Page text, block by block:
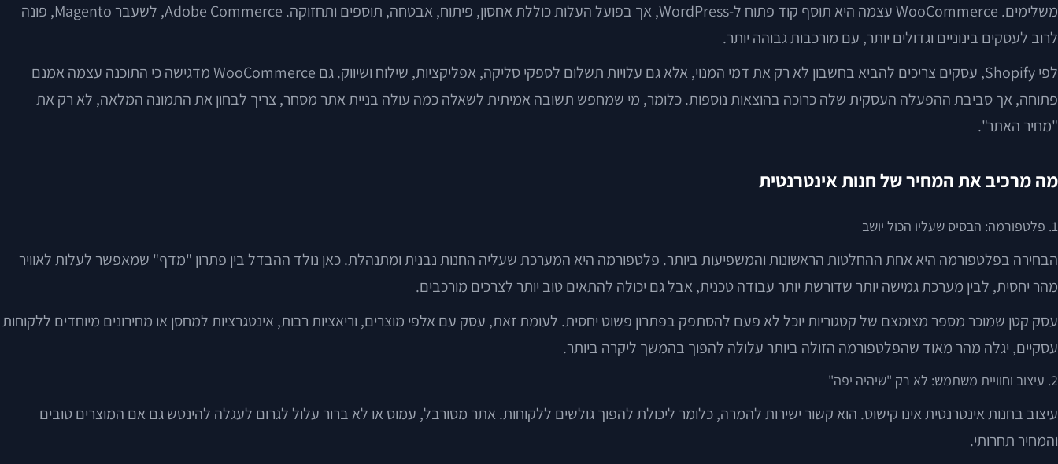
משלימים. WooCommerce עצמה היא תוסף קוד פתוח ל-WordPress, אך בפועל העלות כוללת אחסון, פיתוח, אבטחה, תוספים ותחזוקה. Adobe Commerce, לשעבר Magento, פונה
לרוב לעסקים בינוניים וגדולים יותר, עם מורכבות גבוהה יותר.
לפי Shopify, עסקים צריכים להביא בחשבון לא רק את דמי המנוי, אלא גם עלויות תשלום לספקי סליקה, אפליקציות, שילוח ושיווק. גם WooCommerce מדגישה כי התוכנה עצמה אמנם
פתוחה, אך סביבת ההפעלה העסקית שלה כרוכה בהוצאות נוספות. כלומר, מי שמחפש תשובה אמיתית לשאלה כמה עולה בניית אתר מסחר, צריך לבחון את התמונה המלאה, לא רק את
"מחיר האתר".
מה מרכיב את המחיר של חנות אינטרנטית
1. פלטפורמה: הבסיס שעליו הכול יושב
הבחירה בפלטפורמה היא אחת ההחלטות הראשונות והמשפיעות ביותר. פלטפורמה היא המערכת שעליה החנות נבנית ומתנהלת. כאן נולד ההבדל בין פתרון "מדף" שמאפשר לעלות לאוויר
מהר יחסית, לבין מערכת גמישה יותר שדורשת יותר עבודה טכנית, אבל גם יכולה להתאים טוב יותר לצרכים מורכבים.
עסק קטן שמוכר מספר מצומצם של קטגוריות יוכל לא פעם להסתפק בפתרון פשוט יחסית. לעומת זאת, עסק עם אלפי מוצרים, וריאציות רבות, אינטגרציות למחסן או מחירונים מיוחדים ללקוחות
עסקיים, יגלה מהר מאוד שהפלטפורמה הזולה ביותר עלולה להפוך בהמשך ליקרה ביותר.
2. עיצוב וחוויית משתמש: לא רק "שיהיה יפה"
עיצוב בחנות אינטרנטית אינו קישוט. הוא קשור ישירות להמרה, כלומר ליכולת להפוך גולשים ללקוחות. אתר מסורבל, עמוס או לא ברור עלול לגרום לעגלה להינטש גם אם המוצרים טובים
והמחיר תחרותי.